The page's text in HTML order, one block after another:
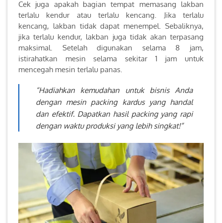
Cek juga apakah bagian tempat memasang lakban
terlalu kendur atau terlalu kencang. Jika terlalu
kencang, lakban tidak dapat menempel. Sebaliknya,
jika terlalu kendur, lakban juga tidak akan terpasang
maksimal. Setelah digunakan selama 8 jam,
istirahatkan mesin selama sekitar 1 jam untuk
mencegah mesin terlalu panas.
“Hadiahkan kemudahan untuk bisnis Anda
dengan mesin packing kardus yang handal
dan efektif. Dapatkan hasil packing yang rapi
dengan waktu produksi yang lebih singkat!”